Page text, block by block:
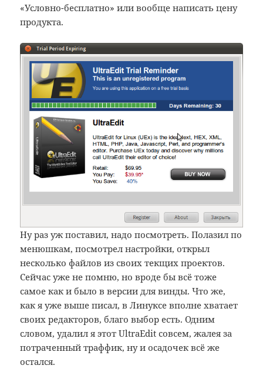
«Условно-бесплатно» или вообще написать цену
продукта.
Ну раз уж поставил, надо посмотреть. Полазил по
менюшкам, посмотрел настройки, открыл
несколько файлов из своих текщих проектов.
Сейчас уже не помню, но вроде бы всё тоже
самое как и было в версии для винды. Что же,
как я уже выше писал, в Линуксе вполне хватает
своих редакторов, благо выбор есть. Одним
словом, удалил я этот UltraEdit совсем, жалея за
потраченный траффик, ну и осадочек всё же
остался.